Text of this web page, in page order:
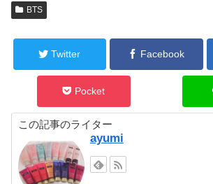
BTS
Twitter Facebook
Pocket
この記事のライター
ayumi